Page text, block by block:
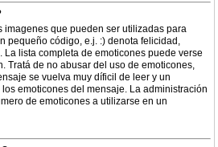
imagenes que pueden ser utilizadas para
pequeño código, e.j. :) denota felicidad,
La lista completa de emoticones puede verse
Tratá de no abusar del uso de emoticones,
se vuelva muy díficil de leer y un
emoticones del mensaje. La administración
de emoticones a utilizarse en un